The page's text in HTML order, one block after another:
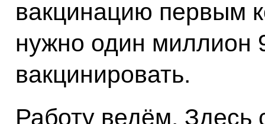
вакцинацию первым
нужно один миллион
вакцинировать.
Работу ведём. Здесь